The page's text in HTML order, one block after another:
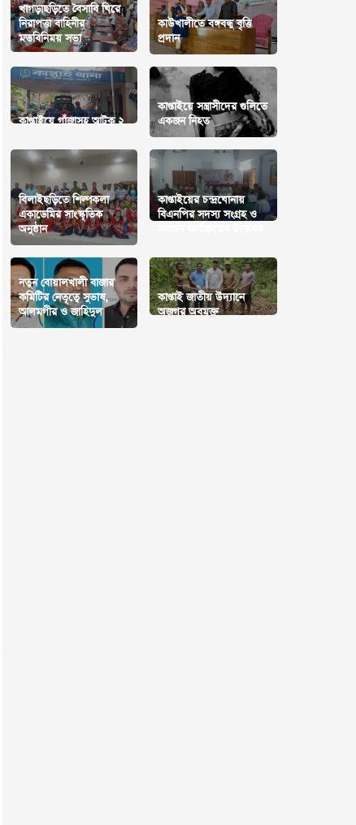
খাগড়াছড়িতে বৈসাবি ঘিরে
নিরাপত্তা বাহিনীর
মতবিনিময় সভা
কাউখালীতে বঙ্গবন্ধু বৃত্তি
প্রদান
কাপ্তাইয়ে গাঁজাসহ আটক ২
কাপ্তাইয়ে সন্ত্রাসীদের গুলিতে
একজন নিহত
বিলাইছড়িতে শিল্পকলা
একাডেমির সাংস্কৃতিক
অনুষ্ঠান
কাপ্তাইয়ের চন্দ্রঘোনায়
বিএনপির সদস্য সংগ্রহ ও
নতুন বোয়ালখালী বাজার
কমিটির নেতৃত্বে সুভাষ,
আলমগীর ও জাহিদুল
কাপ্তাই জাতীয় উদ্যানে
অজগর অবমুক্ত